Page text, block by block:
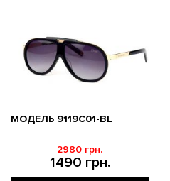
МОДЕЛЬ 9119С01-BL
1490 грн.
2980 грн.